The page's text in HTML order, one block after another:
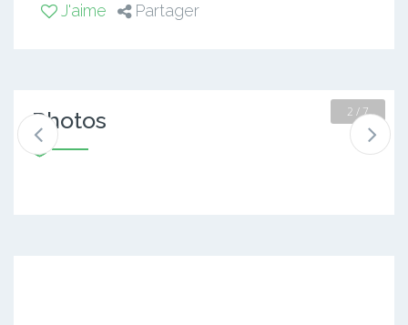
J'aime Partager
Photos 2 / 7